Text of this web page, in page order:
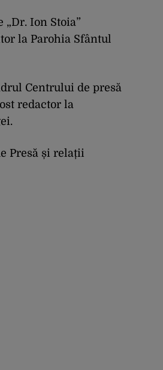
Ion Stoia”
la Parohia Sfântul
Centrului de presă
redactor la
Presă și relații